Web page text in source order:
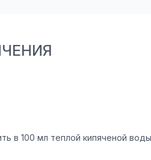
в 100 мл теплой кипяченой